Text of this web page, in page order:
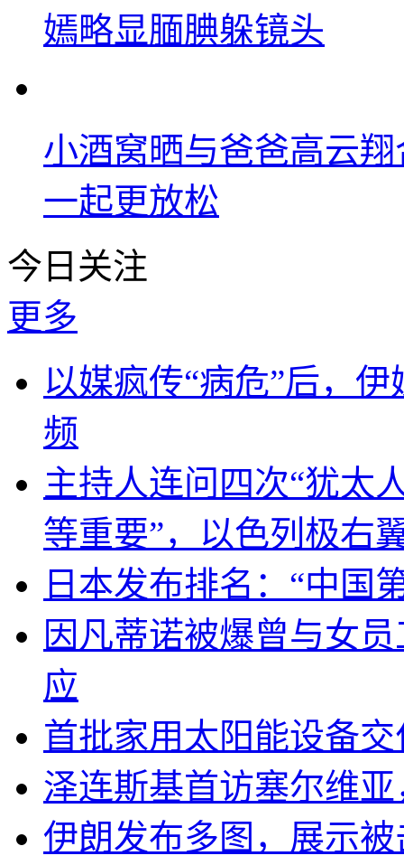
嫣略显腼腆躲镜头
小酒窝晒与爸爸高云
一起更放松
今日关注
更多
以媒疯传“病危”后，
频
主持人连问四次“犹太
等重要”，以色列极右
日本发布排名：“中国
因凡蒂诺被爆曾与女
应
首批家用太阳能设备
泽连斯基首访塞尔维
伊朗发布多图，展示